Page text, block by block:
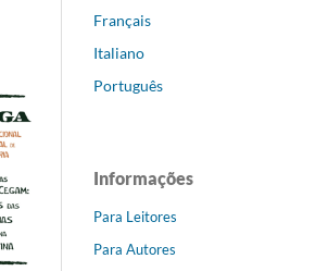
Français
Italiano
Português
Informações
Para Leitores
Para Autores